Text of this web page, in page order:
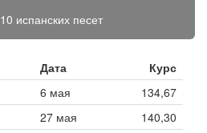
10 испанских песет
Дата
Курс
6 мая
134,67
27 мая
140,30